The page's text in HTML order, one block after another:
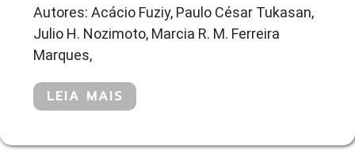
Autores: Acácio Fuziy, Paulo César Tukasan,
Julio H. Nozimoto, Marcia R. M. Ferreira
Marques,
LEIA MAIS